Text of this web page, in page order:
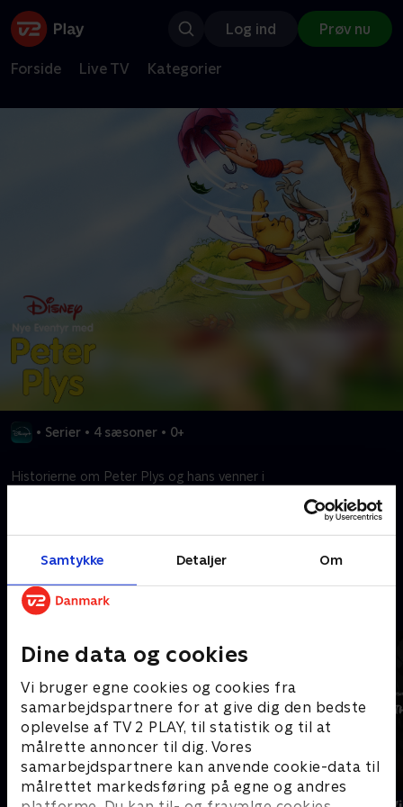
Samtykke Detaljer Om
Dine data og cookies
Vi bruger egne cookies og cookies fra
samarbejdspartnere for at give dig den bedste
oplevelse af TV 2 PLAY, til statistik og til at
målrette annoncer til dig. Vores
samarbejdspartnere kan anvende cookie-data til
målrettet markedsføring på egne og andres
Log ind Prøv nu
Forside Live TV Kategorier
• Serier • 4 sæsoner • 0+
Historierne om Peter Plys og hans venner i
Mere indhold fra Disney+